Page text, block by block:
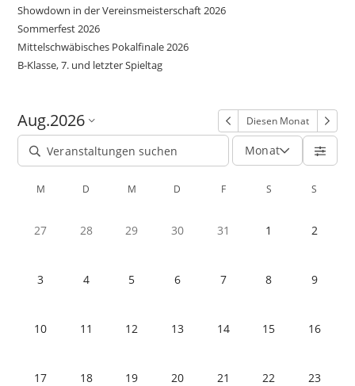
Showdown in der Vereinsmeisterschaft 2026
Sommerfest 2026
Mittelschwäbisches Pokalfinale 2026
B-Klasse, 7. und letzter Spieltag
Aug.2026 Diesen Monat
Monat
M D M D F S S
27 28 29 30 31 1 2
3 4 5 6 7 8 9
10 11 12 13 14 15 16
17 18 19 20 21 22 23